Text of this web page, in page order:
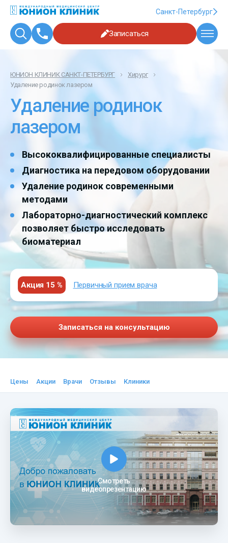
Санкт-Петербург
Записаться
ЮНИОН КЛИНИК САНКТ-ПЕТЕРБУРГ
Хирург
Удаление родинок лазером
Удаление родинок
лазером
Высококвалифицированные специалисты
Диагностика на передовом оборудовании
Удаление родинок современными
методами
Лабораторно-диагностический комплекс
позволяет быстро исследовать
биоматериал
Акция 15 % Первичный прием врача
Записаться на консультацию
Цены Акции Врачи Отзывы Клиники
Смотреть
видеопрезентацию